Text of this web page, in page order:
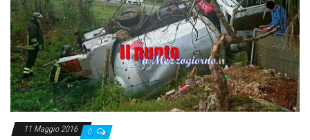
11 Maggio 2016 0